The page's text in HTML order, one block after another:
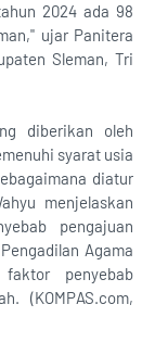
2024 ada 98
ujar Panitera
Sleman, Tri
diberikan oleh
syarat usia
diatur
menjelaskan
pengajuan
Agama
penyebab
(KOMPAS.com,